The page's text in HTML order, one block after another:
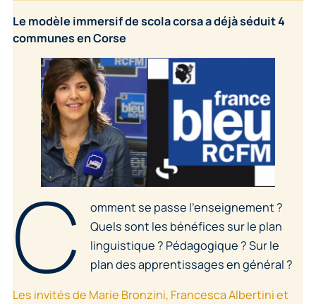
Le modèle immersif de scola corsa a déjà séduit 4
communes en Corse
C
omment se passe l’enseignement ?
Quels sont les bénéfices sur le plan
linguistique ? Pédagogique ? Sur le
plan des apprentissages en général ?
Les invités de Marie Bronzini, Francesca Albertini et